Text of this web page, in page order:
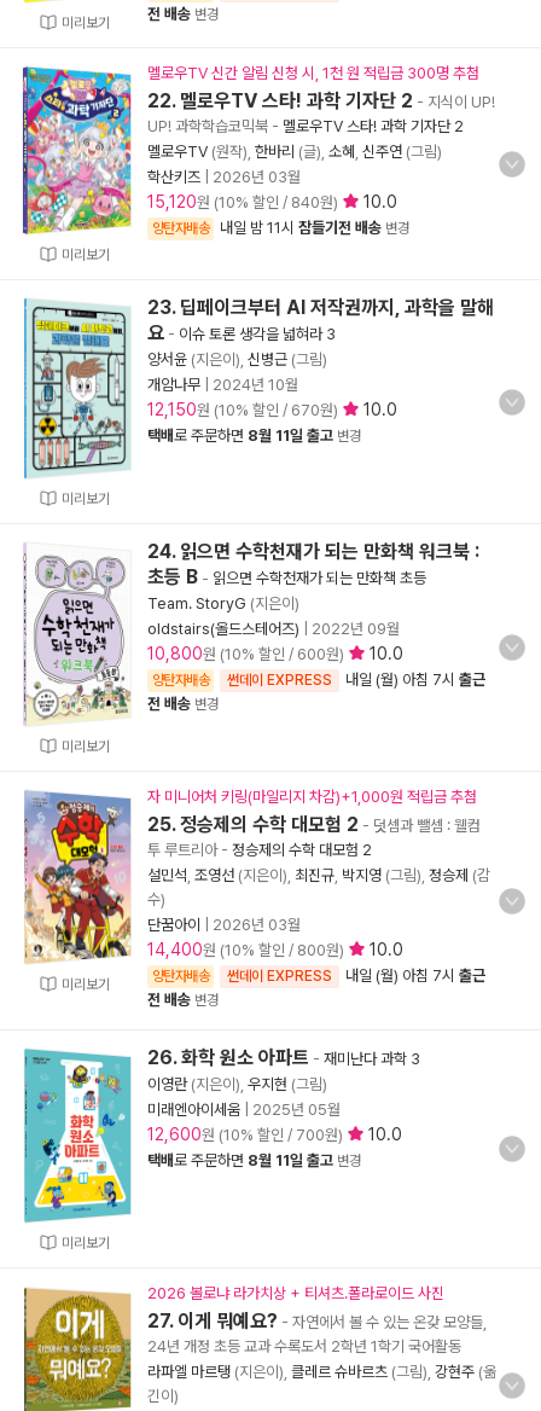
미리보기
전 배송 변경
미리보기
멜로우TV 신간 알림 신청 시, 1천 원 적립금 300명 추첨
22. 멜로우TV 스타! 과학 기자단 2 - 지식이 UP!
UP! 과학학습코믹북 - 멜로우TV 스타! 과학 기자단 2
멜로우TV (원작), 한바리 (글), 소혜 신주연 (그림)
학산키즈
2026년 03월
15,120원 (10% 할인 / 840원) 10.0
양탄자배송 내일 밤 11시 잠들기전 배송 변경
미리보기
23. 딥페이크부터 AI 저작권까지, 과학을 말해
요 - 이슈 토론 생각을 넓혀라 3
양서윤 (지은이), 신병근 (그림)
개암나무
2024년 10월
12,150원 (10% 할인 / 670원) 10.0
택배로 주문하면 8월 11일 출고 변경
미리보기
24. 읽으면 수학천재가 되는 만화책 워크북 :
초등 B - 읽으면 수학천재가 되는 만화책 초등
Team. StoryG (지은이)
oldstairs(올드스테어즈)
2022년 09월
10,800원 (10% 할인 / 600원) 10.0
양탄자배송 썬데이 EXPRESS 내일 (월) 아침 7시 출근
전 배송 변경
미리보기
자 미니어처 키링(마일리지 차감)+1,000원 적립금 추첨
25. 정승제의 수학 대모험 2 - 덧셈과 뺄셈 : 웰컴
투 루트리아- 정승제의 수학 대모험 2
설민석 조영선 (지은이), 최진규 박지영 (그림), 정승제 (감
수)
단꿈아이
2026년 03월
14,400원 (10% 할인 / 800원) 10.0
양탄자배송 썬데이 EXPRESS 내일 (월) 아침 7시 출근
전 배송 변경
미리보기
26. 화학 원소 아파트 - 재미난다 과학 3
이영란(지은이), 우지현 (그림)
미래엔아이세움
2025년 05월
12,600원 (10% 할인 / 700원) 10.0
택배로 주문하면 8월 11일 출고 변경
2026 볼로냐 라가치상 + 티셔츠.폴라로이드 사진
27. 이게 뭐예요? - 자연에서 볼 수 있는 온갖 모양들,
24년 개정 초등 교과 수록도서 2학년 1학기 국어활동
라파엘 마르탱 (지은이), 클레르 슈바르츠 (그림), 강현주 (옮
긴이)